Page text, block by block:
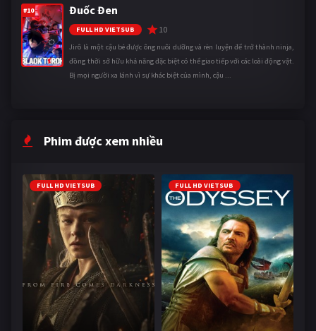
#10 Đuốc Đen
FULL HD VIETSUB 10
Jirô là một cậu bé được ông nuôi dưỡng và rèn luyện để trở thành ninja,
đồng thời sở hữu khả năng đặc biệt có thể giao tiếp với các loài động vật.
Bị mọi người xa lánh vì sự khác biệt của mình, cậu ...
Phim được xem nhiều
FULL HD VIETSUB FULL HD VIETSUB